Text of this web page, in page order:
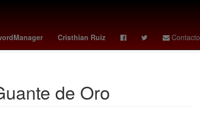
Cristhian Ruiz Contacto
Políticas y Sociales UAQ obsession
Chelsea
de Oro